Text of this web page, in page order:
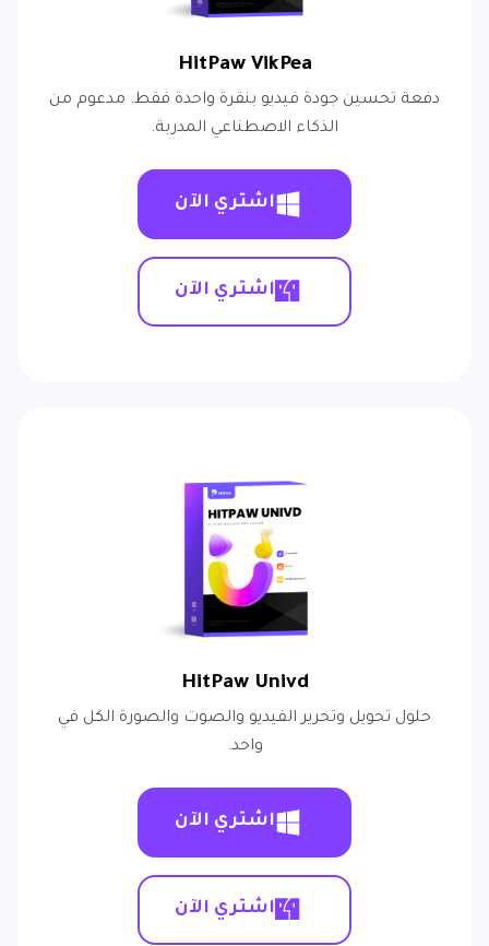
HitPaw VikPea
دفعة تحسين جودة فيديو بنقرة واحدة فقط. مدعوم من
الذكاء الاصطناعي المدربة.
اشتري الآن
اشتري الآن
HitPaw Univd
حلول تحويل وتحرير الفيديو والصوت والصورة الكل في
واحد.
اشتري الآن
اشتري الآن